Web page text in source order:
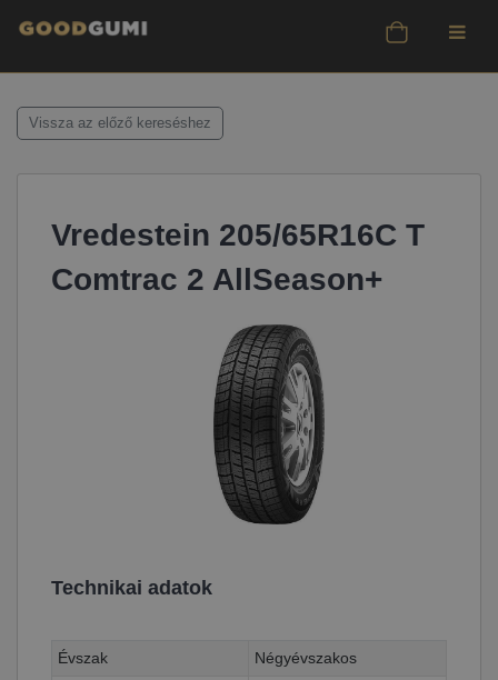
Vissza az előző kereséshez
Vredestein 205/65R16C T
Comtrac 2 AllSeason+
Technikai adatok
Évszak
Négyévszakos